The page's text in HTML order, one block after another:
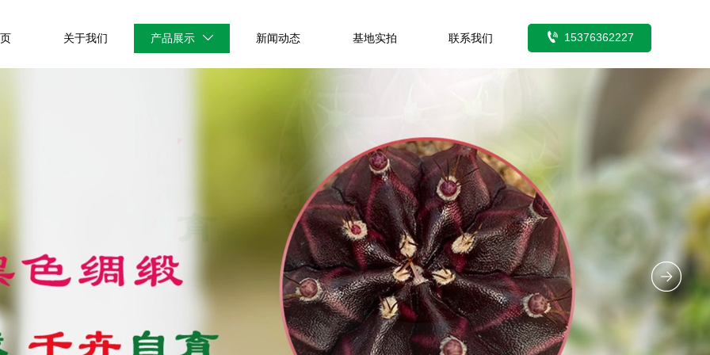
关于我们 产品展示  新闻动态 基地实拍 联系我们  15376362227